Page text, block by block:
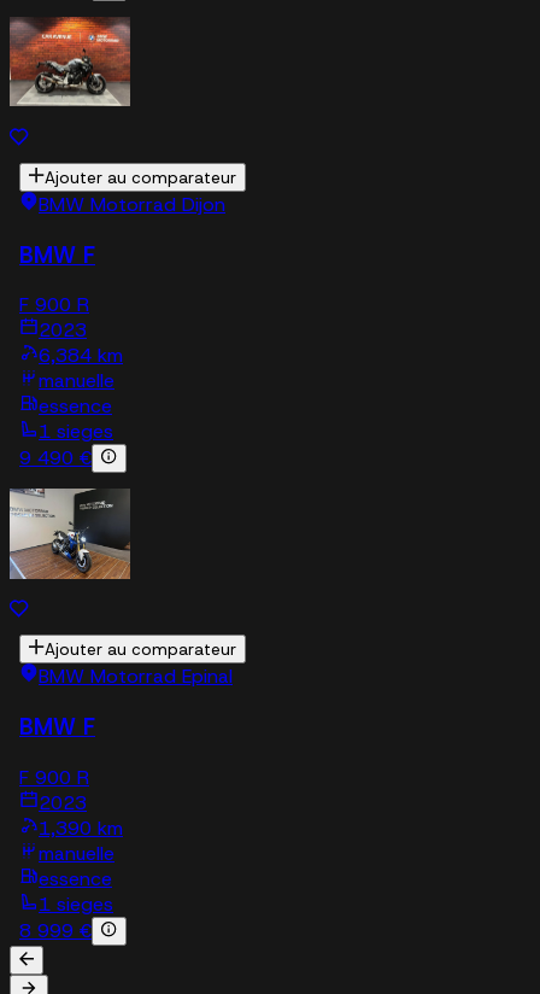
Ajouter au comparateur
BMW Motorrad Dijon
BMW F
F 900 R
2023
6,384 km
manuelle
essence
1 sieges
9 490 €
Ajouter au comparateur
BMW Motorrad Epinal
BMW F
F 900 R
2023
1,390 km
manuelle
essence
1 sieges
8 999 €